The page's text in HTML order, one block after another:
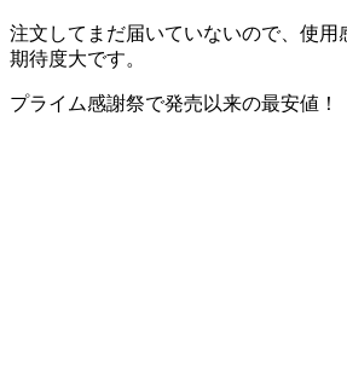
注文してまだ届いていないので、使用
期待度大です。
プライム感謝祭で発売以来の最安値！